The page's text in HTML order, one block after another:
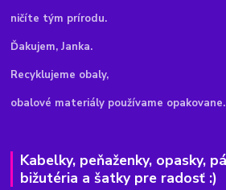
ničíte tým prírodu.
Ďakujem, Janka.
Recyklujeme obaly,
obalové materiály používame opakovane.
Kabelky, peňaženky, opasky,
bižutéria a šatky pre radosť :)